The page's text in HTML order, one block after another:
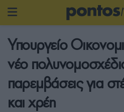
Υπουργείο
νέο
παρεμβάσεις για
και χρέη